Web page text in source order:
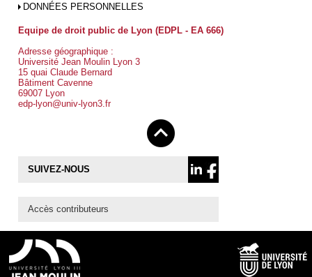
DONNÉES PERSONNELLES
Equipe de droit public de Lyon (EDPL - EA 666)
Adresse géographique :
Université Jean Moulin Lyon 3
15 quai Claude Bernard
Bâtiment Cavenne
69007 Lyon
edp-lyon@univ-lyon3.fr
SUIVEZ-NOUS
Accès contributeurs